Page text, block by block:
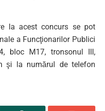
la acest concurs se pot
a Funcţionarilor Publici
bloc M17, tronsonul III,
şi la numărul de telefon